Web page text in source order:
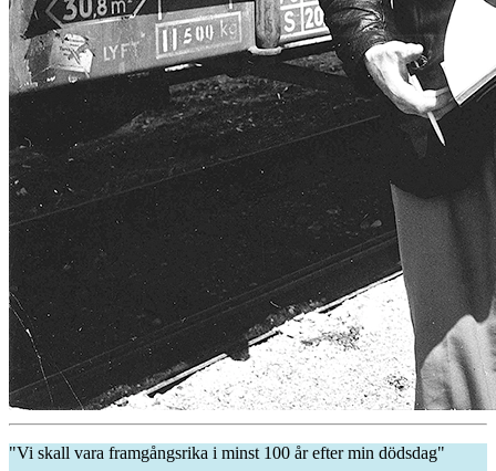
"Vi skall vara framgångsrika i minst 100 år efter min dödsdag"